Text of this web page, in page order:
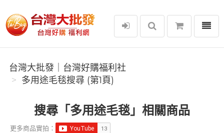
台灣大批發｜台灣好購福利社
選單
台灣大批發｜台灣好購福利社
多用途毛毯搜尋 (第1頁)
搜尋「多用途毛毯」相關商品
更多商品實拍：